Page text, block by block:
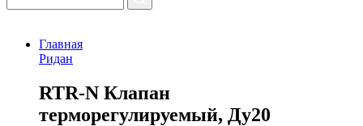
Главная
Ридан
RTR-N Клапан
терморегулируемый, Ду20